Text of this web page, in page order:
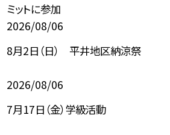
ミットに参加
2026/08/06
8月2日（日） 平井地区納涼祭
2026/08/06
7月17日（金）学級活動